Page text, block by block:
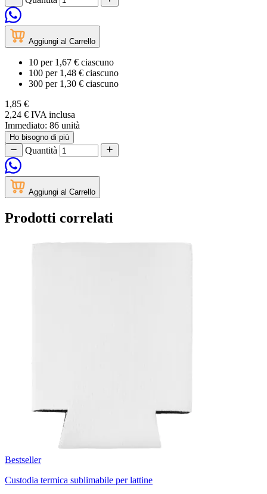
Aggiungi al Carrello
10 per 1,67 € ciascuno
100 per 1,48 € ciascuno
300 per 1,30 € ciascuno
1,85 €
2,24 € IVA inclusa
Immediato: 86 unità
Ho bisogno di più
Quantità
Aggiungi al Carrello
Prodotti correlati
Bestseller
Custodia termica sublimabile per lattine